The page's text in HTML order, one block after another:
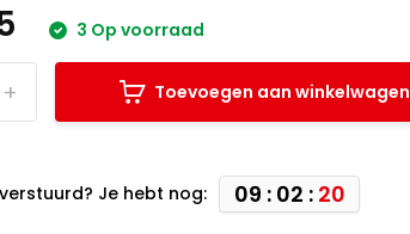
3 Op voorraad
+ Toevoegen aan winkelwagen
Je hebt nog: 09 : 02 : 20